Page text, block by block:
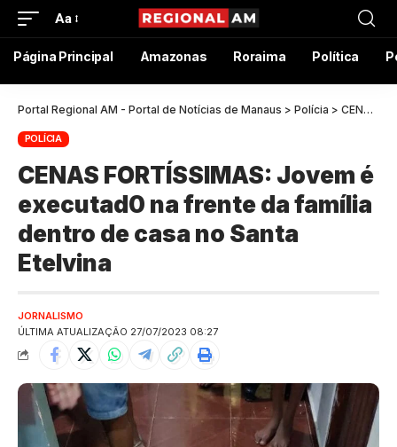
Aa
Página Principal Amazonas Roraima Política
Portal Regional AM - Portal de Notícias de Manaus > Polícia > CENAS FORTÍSSIMAS: Jovem é executad0 na frente da família dentro de casa no Santa Etelvina
POLÍCIA
CENAS FORTÍSSIMAS: Jovem é
executad0 na frente da família
dentro de casa no Santa
Etelvina
ÚLTIMA ATUALIZAÇÃO 27/07/2023 08:27
JORNALISMO